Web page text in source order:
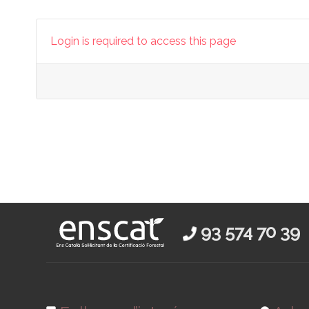
Login is required to access this page
93 574 70 39